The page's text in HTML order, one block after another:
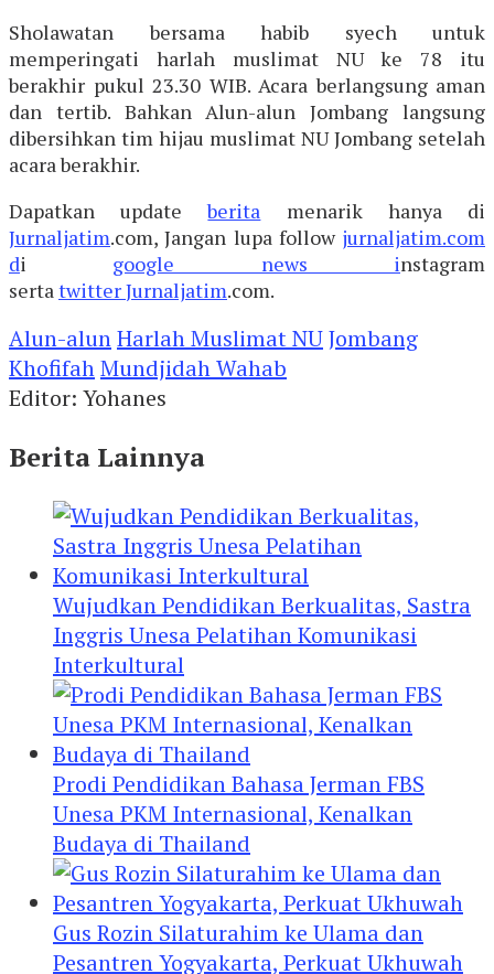
Sholawatan bersama habib syech untuk
memperingati harlah muslimat NU ke 78 itu
berakhir pukul 23.30 WIB. Acara berlangsung aman
dan tertib. Bahkan Alun-alun Jombang langsung
dibersihkan tim hijau muslimat NU Jombang setelah
acara berakhir.
Dapatkan updateberita menarik hanya di
Jurnaljatim.com, Jangan lupa follow jurnaljatim.com
di google news instagram
serta twitterJurnaljatim.com.
Alun-alunHarlah Muslimat NUJombang
KhofifahMundjidah Wahab
Editor: Yohanes
Berita Lainnya
Wujudkan Pendidikan Berkualitas, Sastra
Inggris Unesa Pelatihan Komunikasi
Interkultural
Prodi Pendidikan Bahasa Jerman FBS
Unesa PKM Internasional, Kenalkan
Budaya di Thailand
Gus Rozin Silaturahim ke Ulama dan
Pesantren Yogyakarta, Perkuat Ukhuwah